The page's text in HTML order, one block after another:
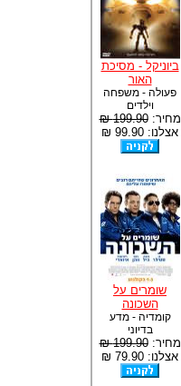
ביוניקל - מסיכת
האור
פעולה - משפחה
וילדים
מחיר:199.90 ₪
אצלנו: 99.90 ₪
שומרים על
השכונה
קומדיה - מדע
בדיוני
מחיר:199.90 ₪
אצלנו: 79.90 ₪